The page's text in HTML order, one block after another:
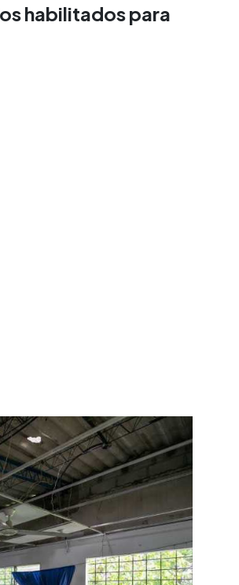
habilitados para